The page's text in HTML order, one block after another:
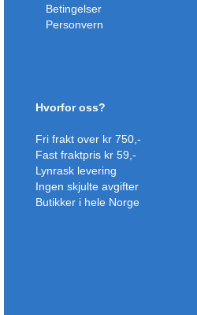
Betingelser
Personvern
Hvorfor oss?
Fri frakt over kr 750,-
Fast fraktpris kr 59,-
Lynrask levering
Ingen skjulte avgifter
Butikker i hele Norge